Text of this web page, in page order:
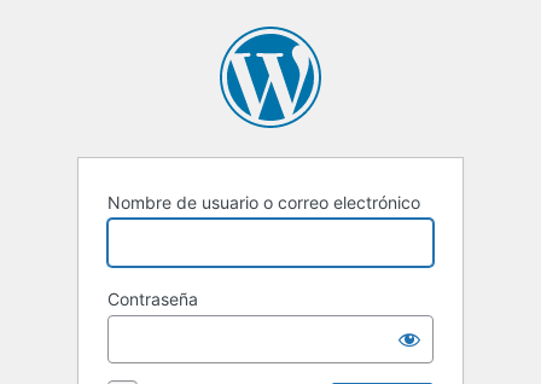
Nombre de usuario o correo electrónico
Contraseña